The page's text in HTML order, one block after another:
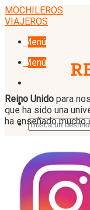
Skip
to
MOCHILEROS
VIAJEROS
Menú
Menú
Reino Unido para
que ha sido una
ha enseñado